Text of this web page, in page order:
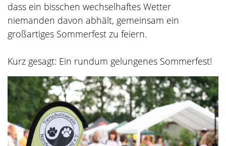
dass ein bisschen wechselhaftes Wetter
niemanden davon abhält, gemeinsam ein
großartiges Sommerfest zu feiern.
Kurz gesagt: Ein rundum gelungenes Sommerfest!